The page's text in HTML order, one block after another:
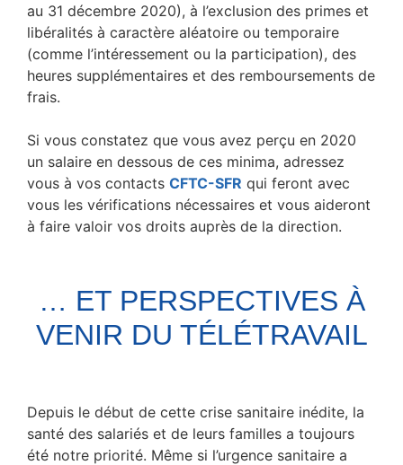
au 31 décembre 2020), à l’exclusion des primes et
libéralités à caractère aléatoire ou temporaire
(comme l’intéressement ou la participation), des
heures supplémentaires et des remboursements de
frais.
Si vous constatez que vous avez perçu en 2020
un salaire en dessous de ces minima, adressez
vous à vos contacts CFTC-SFR qui feront avec
vous les vérifications nécessaires et vous aideront
à faire valoir vos droits auprès de la direction.
… ET PERSPECTIVES À
VENIR DU TÉLÉTRAVAIL
Depuis le début de cette crise sanitaire inédite, la
santé des salariés et de leurs familles a toujours
été notre priorité. Même si l’urgence sanitaire a